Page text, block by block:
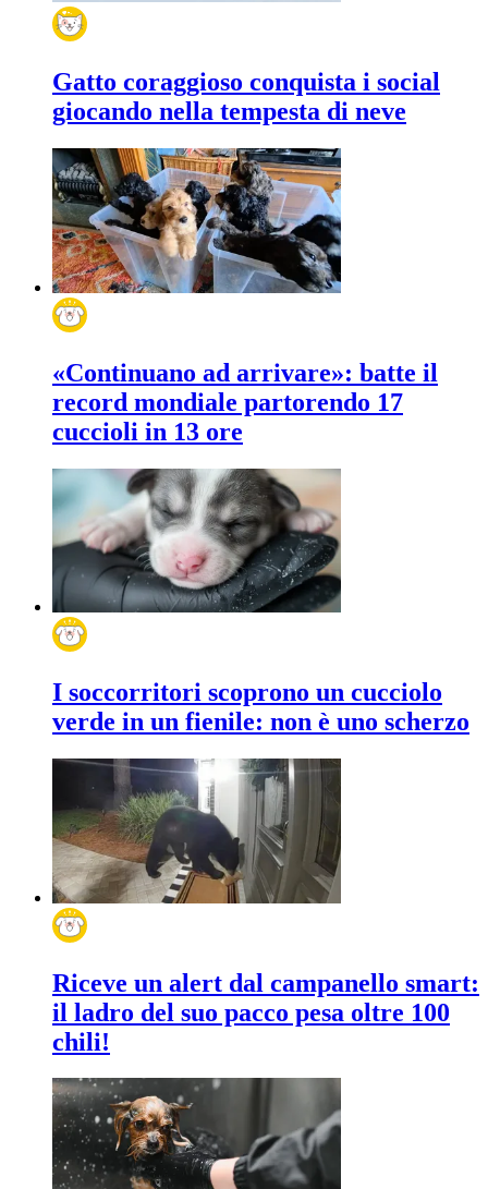
Gatto coraggioso conquista i social
giocando nella tempesta di neve
«Continuano ad arrivare»: batte il
record mondiale partorendo 17
cuccioli in 13 ore
I soccorritori scoprono un cucciolo
verde in un fienile: non è uno scherzo
Riceve un alert dal campanello smart:
il ladro del suo pacco pesa oltre 100
chili!